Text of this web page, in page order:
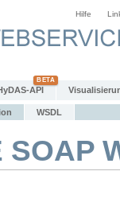
Hilfe
API
WSDL
SOAP